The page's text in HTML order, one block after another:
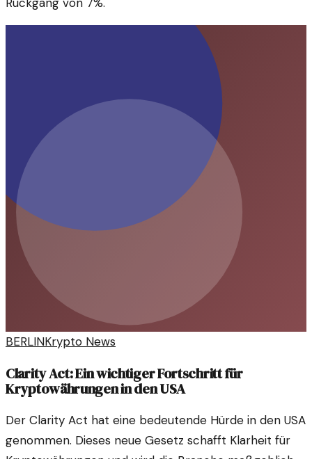
BERLINKrypto News
Clarity Act: Ein wichtiger Fortschritt für
Kryptowährungen in den USA
Der Clarity Act hat eine bedeutende Hürde in den USA
genommen. Dieses neue Gesetz schafft Klarheit für